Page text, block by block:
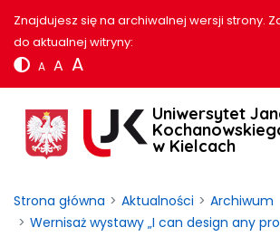
Znajdujesz się na archiwalnej wersji strony.
do aktualnej witryny:
A A A
Uniwersytet
w Kielcach
Strona główna Aktualności
Archiwum
Wernisaż wystawy „I can design any